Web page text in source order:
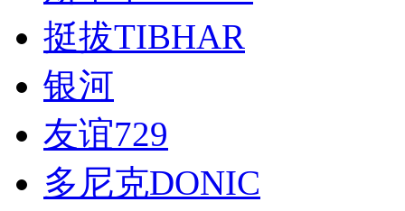
挺拔TIBHAR
银河
友谊729
多尼克DONIC